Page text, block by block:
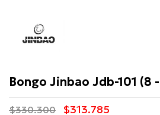
Bongo Jinbao Jdb-101 (8
$330.300 $313.785